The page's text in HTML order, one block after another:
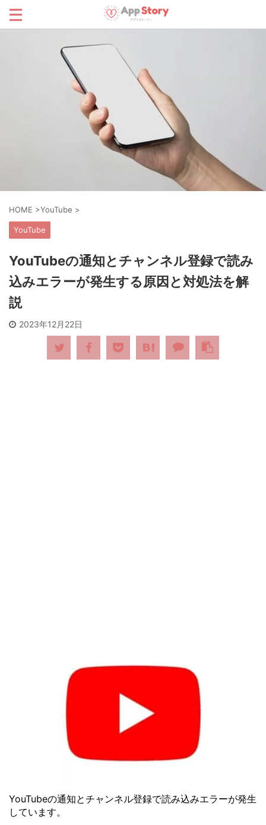
HOME >YouTube >
YouTube
YouTubeの通知とチャンネル登録で読み
込みエラーが発生する原因と対処法を解
説
2023年12月22日
YouTubeの通知とチャンネル登録で読み込みエラーが発生
しています。